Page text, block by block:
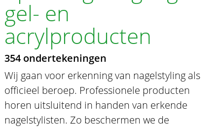
gel- en
acrylproducten
354 ondertekeningen
Wij gaan voor erkenning van nagelstyling als
officieel beroep. Professionele producten
horen uitsluitend in handen van erkende
nagelstylisten. Zo beschermen we de